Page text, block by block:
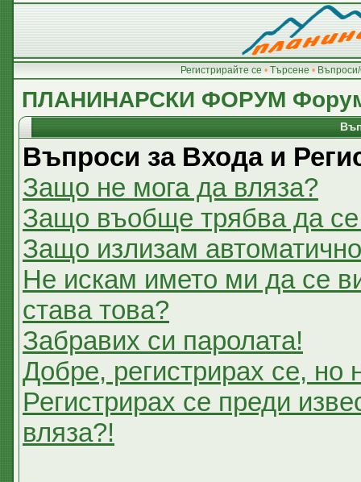
Регистрирайте се • Търсене •
ПЛАНИНАРСКИ ФОРУМ
Въпроси за Входа и
Защо не мога да вляза?
Защо въобще трябва да се
Защо излизам
Не искам името ми да се
става това?
Забравих си паролата!
Добре, регистрирах се, но
Регистрирах се преди
вляза?!